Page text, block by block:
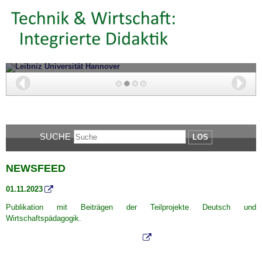
Zurück
SUCHE LOS
NEWSFEED
01.11.2023
Publikation mit Beiträgen der Teilprojekte Deutsch und
Wirtschaftspädagogik.